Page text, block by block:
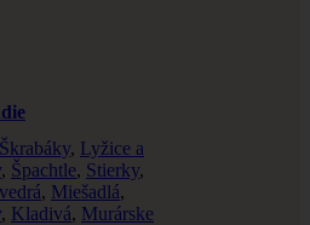
Škrabáky, Lyžice a
, Špachtle, Stierky,
, Miešadlá,
, Kladivá, Murárske